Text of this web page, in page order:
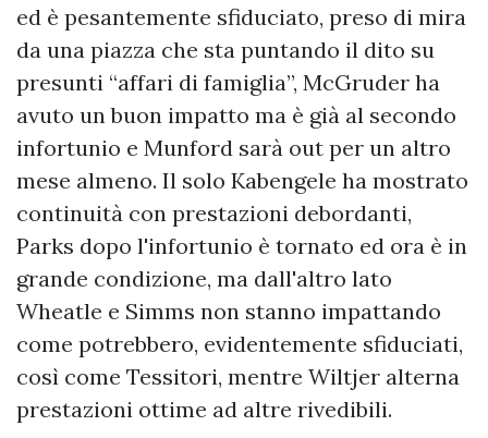
ed è pesantemente sfiduciato, preso di mira
da una piazza che sta puntando il dito su
presunti “affari di famiglia”, McGruder ha
avuto un buon impatto ma è già al secondo
infortunio e Munford sarà out per un altro
mese almeno. Il solo Kabengele ha mostrato
continuità con prestazioni debordanti,
Parks dopo l'infortunio è tornato ed ora è in
grande condizione, ma dall'altro lato
Wheatle e Simms non stanno impattando
come potrebbero, evidentemente sfiduciati,
così come Tessitori, mentre Wiltjer alterna
prestazioni ottime ad altre rivedibili.